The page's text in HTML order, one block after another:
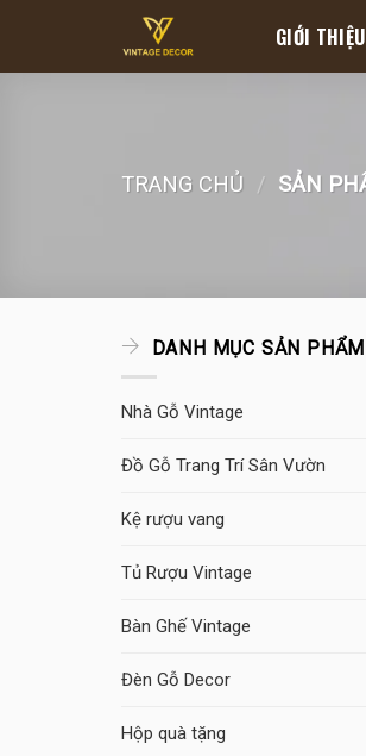
content
GIỚI THIỆU
TRANG CHỦ / SẢN
DANH MỤC SẢN PHẨM
Nhà Gỗ Vintage
Đồ Gỗ Trang Trí Sân Vườn
Kệ rượu vang
Tủ Rượu Vintage
Bàn Ghế Vintage
Đèn Gỗ Decor
Hộp quà tặng